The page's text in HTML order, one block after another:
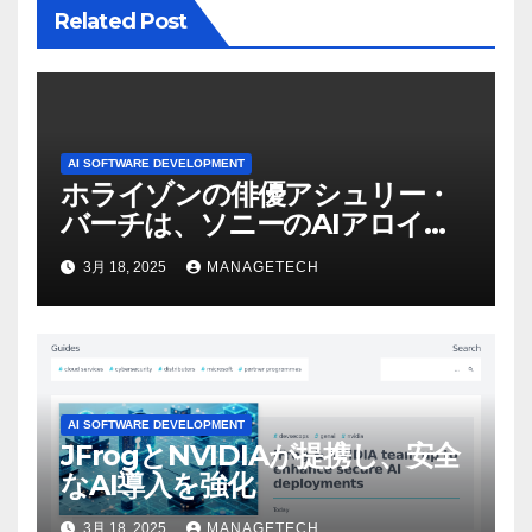
Related Post
AI SOFTWARE DEVELOPMENT
ホライゾンの俳優アシュリー・
バーチは、ソニーのAIアロイの
ビデオを見て「ゲームパフォー
マンスという芸術形式に不安を
感じた」と語る – IGN
3月 18, 2025 MANAGETECH
AI SOFTWARE DEVELOPMENT
JFrogとNVIDIAが提携し、安全
なAI導入を強化
3月 18, 2025 MANAGETECH